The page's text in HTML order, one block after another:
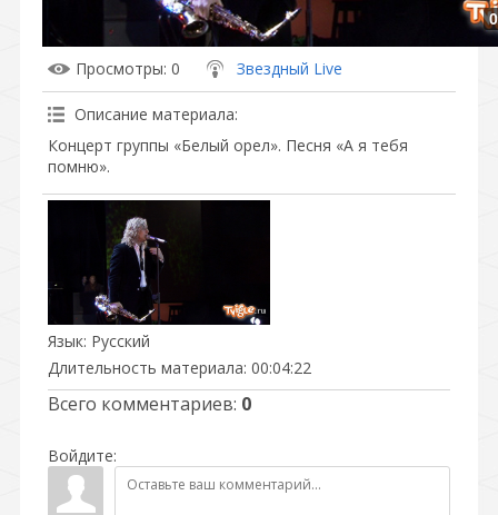
Просмотры: 0 Звездный Live
Описание материала:
Концерт группы «Белый орел». Песня «А я тебя
помню».
Язык: Русский
Длительность материала: 00:04:22
Всего комментариев: 0
Войдите: